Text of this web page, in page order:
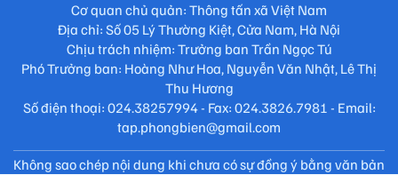
Cơ quan chủ quản: Thông tấn xã Việt Nam
Địa chỉ: Số 05 Lý Thường Kiệt, Cửa Nam, Hà Nội
Chịu trách nhiệm: Trưởng ban Trần Ngọc Tú
Phó Trưởng ban: Hoàng Như Hoa, Nguyễn Văn Nhật, Lê Thị
Thu Hương
Số điện thoại: 024.38257994 - Fax: 024.3826.7981 - Email:
tap.phongbien@gmail.com
Không sao chép nội dung khi chưa có sự đồng ý bằng văn bản